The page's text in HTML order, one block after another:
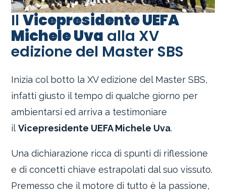
IlVicepresidente UEFA
Michele Uva alla XV
edizione del Master SBS
Inizia col botto la XV edizione del Master SBS,
infatti giusto il tempo di qualche giorno per
ambientarsi ed arriva a testimoniare
ilVicepresidente UEFA Michele Uva.
Una dichiarazione ricca di spunti di riflessione
e di concetti chiave estrapolati dal suo vissuto.
Premesso che il motore di tutto è la passione,